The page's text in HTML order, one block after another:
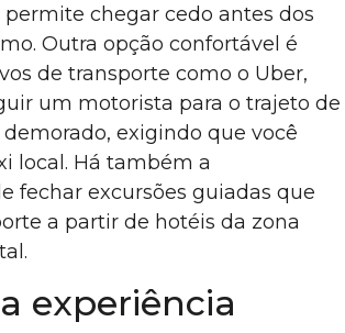
permite chegar cedo antes dos
Outra opção confortável é
de transporte como o Uber,
um motorista para o trajeto de
exigindo que você
local. Há também a
fechar excursões guiadas que
a partir de hotéis da zona
experiência